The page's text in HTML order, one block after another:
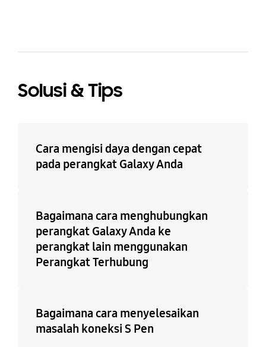
Solusi & Tips
Cara mengisi daya dengan cepat
pada perangkat Galaxy Anda
Bagaimana cara menghubungkan
perangkat Galaxy Anda ke
perangkat lain menggunakan
Perangkat Terhubung
Bagaimana cara menyelesaikan
masalah koneksi S Pen